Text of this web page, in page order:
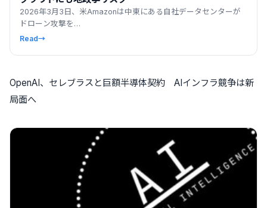
2026年3月3日、米Amazonは中東にある自社データセンターが
ドローン攻撃を…
Read→
OpenAI、セレブラスと巨額半導体契約 AIインフラ競争は新
局面へ